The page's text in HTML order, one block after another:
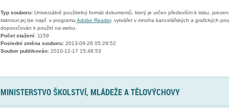
Typ souboru:Univerzálně použitelný formát dokumentů, který je určen především k tisku,
tisknout jej lze např. v programu Adobe Reader, vytvářet v mnoha kancelářských a grafických
doporučován k použití na webu.
Počet stažení:1159
Poslední změna souboru:2013-09-28 05:29:52
Soubor publikován:2010-12-17 15:48:53
MINISTERSTVO ŠKOLSTVÍ, MLÁDEŽE A TĚLOVÝCHOVY